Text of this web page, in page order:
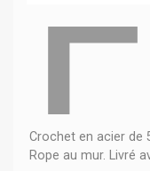
Crochet en acier de
Rope au mur. Livré